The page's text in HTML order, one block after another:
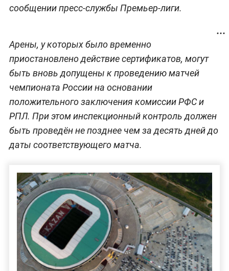
сообщении пресс-службы Премьер-лиги.
Арены, у которых было временно
приостановлено действие сертификатов, могут
быть вновь допущены к проведению матчей
чемпионата России на основании
положительного заключения комиссии РФС и
РПЛ. При этом инспекционный контроль должен
быть проведён не позднее чем за десять дней до
даты соответствующего матча.